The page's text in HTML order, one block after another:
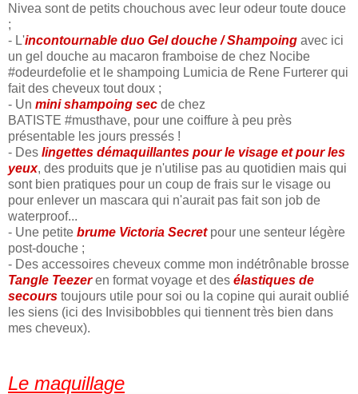
Nivea sont de petits chouchous avec leur odeur toute douce
;
- L'incontournable duo Gel douche / Shampoing avec ici
un gel douche au macaron framboise de chez Nocibe
#odeurdefolie et le shampoing Lumicia de Rene Furterer qui
fait des cheveux tout doux ;
- Un mini shampoing sec de chez
BATISTE #musthave, pour une coiffure à peu près
présentable les jours pressés !
- Des lingettes démaquillantes pour le visage et pour les
yeux, des produits que je n'utilise pas au quotidien mais qui
sont bien pratiques pour un coup de frais sur le visage ou
pour enlever un mascara qui n'aurait pas fait son job de
waterproof...
- Une petite brume Victoria Secretpour une senteur légère
post-douche ;
- Des accessoires cheveux comme mon indétrônable brosse
Tangle Teezeren format voyage et des élastiques de
secours toujours utile pour soi ou la copine qui aurait oublié
les siens (ici des Invisibobbles qui tiennent très bien dans
mes cheveux).
Le maquillage